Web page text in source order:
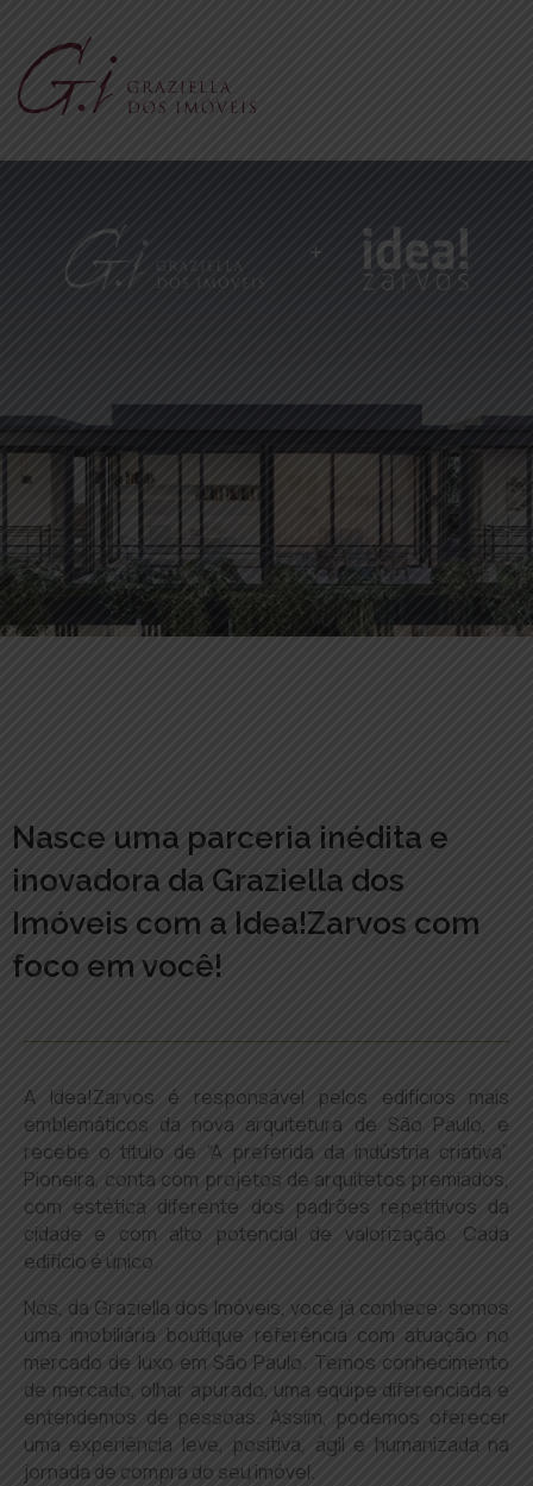
Nasce uma parceria inédita e
inovadora da Graziella dos
Imóveis com a Idea!Zarvos com
foco em você!
A Idea!Zarvos é responsável pelos edifícios mais
emblemáticos da nova arquitetura de São Paulo, e
recebe o título de “A preferida da indústria criativa”.
Pioneira, conta com projetos de arquitetos premiados,
com estética diferente dos padrões repetitivos da
cidade e com alto potencial de valorização. Cada
edifício é único.
Nós, da Graziella dos Imóveis, você já conhece: somos
uma imobiliária boutique referência com atuação no
mercado de luxo em São Paulo. Temos conhecimento
de mercado, olhar apurado, uma equipe diferenciada e
entendemos de pessoas. Assim, podemos oferecer
uma experiência leve, positiva, ágil e humanizada na
jornada de compra do seu imóvel.